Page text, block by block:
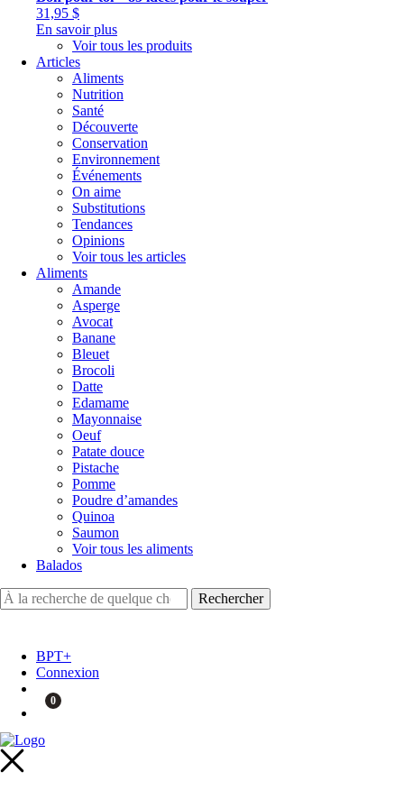
31,95 $
En savoir plus
Voir tous les produits
Articles
Aliments
Nutrition
Santé
Découverte
Conservation
Environnement
Événements
On aime
Substitutions
Tendances
Opinions
Voir tous les articles
Aliments
Amande
Asperge
Avocat
Banane
Bleuet
Brocoli
Datte
Edamame
Mayonnaise
Oeuf
Patate douce
Pistache
Pomme
Poudre d’amandes
Quinoa
Saumon
Voir tous les aliments
Balados
BPT+
Connexion
0